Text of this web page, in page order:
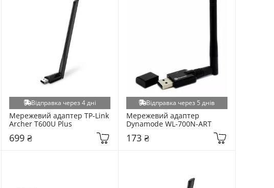
Відправка через 4 дні
Мережевий адаптер TP-Link
Archer T600U Plus
699 ₴
Відправка через 5 днів
Мережевий адаптер
Dynamode WL-700N-ART
173 ₴